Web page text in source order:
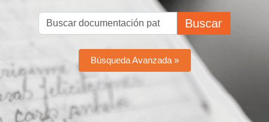
Buscar
Búsqueda Avanzada »